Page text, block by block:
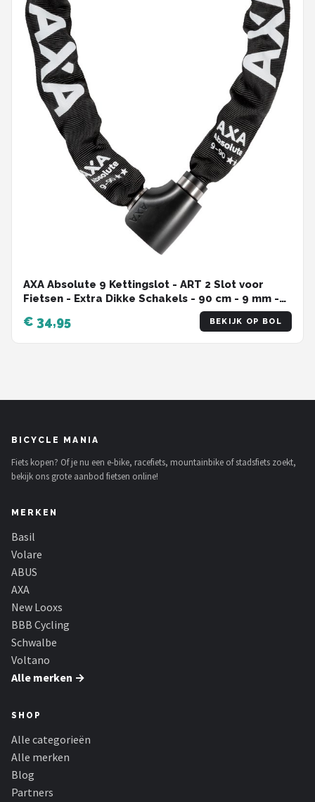
AXA Absolute 9 Kettingslot - ART 2 Slot voor
Fietsen - Extra Dikke Schakels - 90 cm - 9 mm -
€ 34,95 BEKIJK OP BOL
BICYCLE MANIA
Fiets kopen? Of je nu een e-bike, racefiets, mountainbike of stadsfiets zoekt,
bekijk ons grote aanbod fietsen online!
MERKEN
Basil
Volare
ABUS
AXA
New Looxs
BBB Cycling
Schwalbe
Voltano
Alle merken →
SHOP
Alle categorieën
Alle merken
Blog
Partners